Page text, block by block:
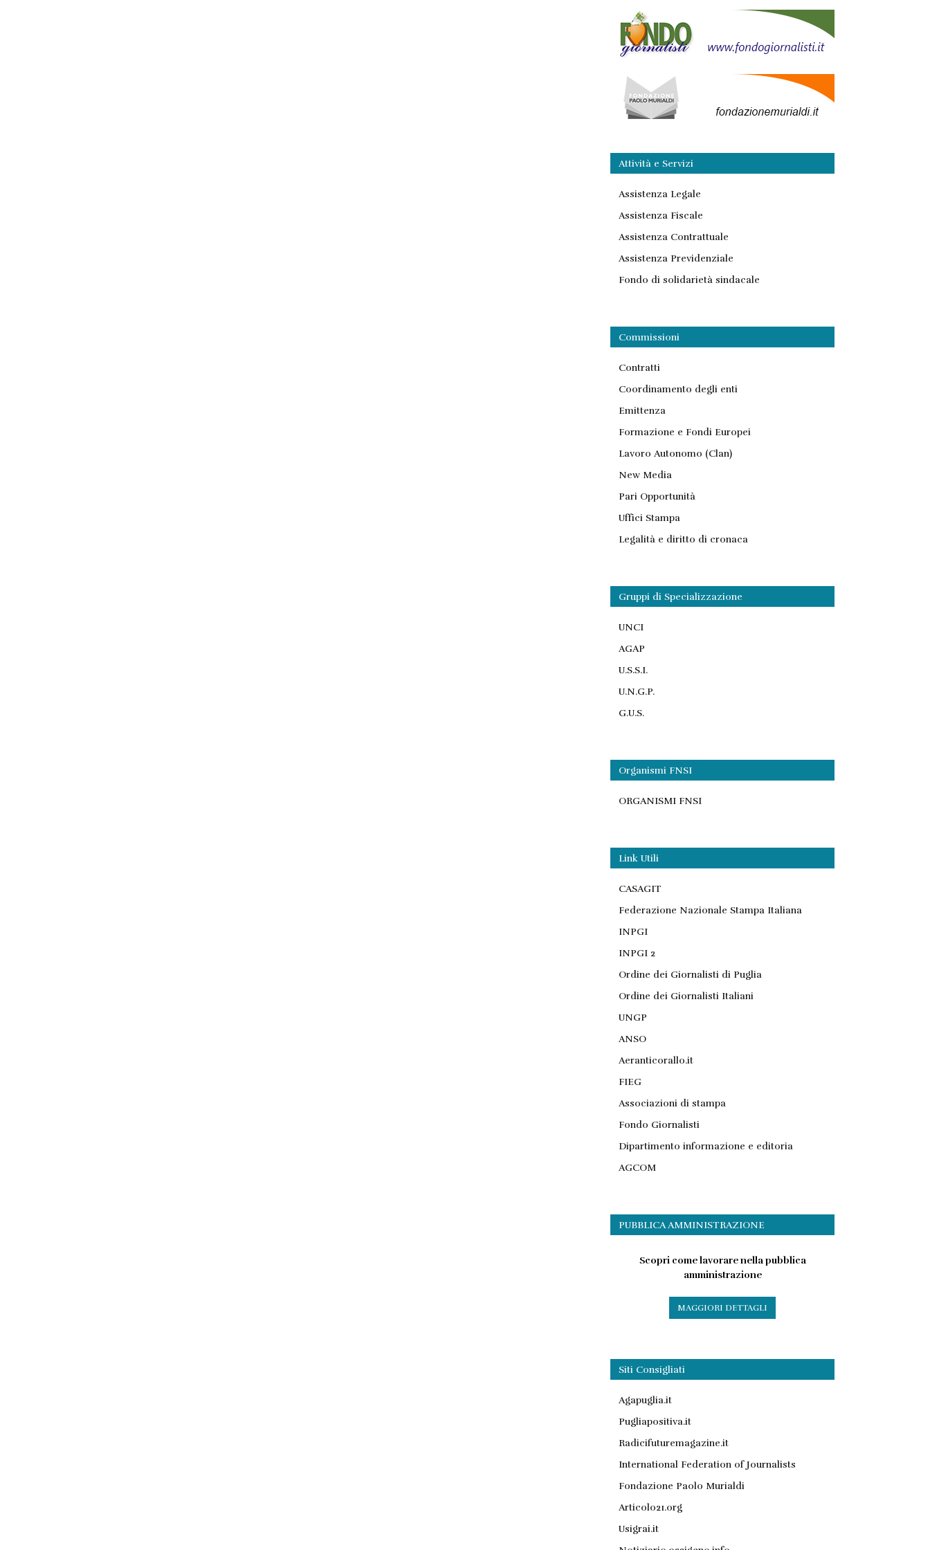
Attività e Servizi
Assistenza Legale
Assistenza Fiscale
Assistenza Contrattuale
Assistenza Previdenziale
Fondo di solidarietà sindacale
Commissioni
Contratti
Coordinamento degli enti
Emittenza
Formazione e Fondi Europei
Lavoro Autonomo (Clan)
New Media
Pari Opportunità
Uffici Stampa
Legalità e diritto di cronaca
Gruppi di Specializzazione
UNCI
AGAP
U.S.S.I.
U.N.G.P.
G.U.S.
Organismi FNSI
ORGANISMI FNSI
Link Utili
CASAGIT
Federazione Nazionale Stampa Italiana
INPGI
INPGI 2
Ordine dei Giornalisti di Puglia
Ordine dei Giornalisti Italiani
UNGP
ANSO
Aeranticorallo.it
FIEG
Associazioni di stampa
Fondo Giornalisti
Dipartimento informazione e editoria
AGCOM
PUBBLICA AMMINISTRAZIONE
Scopri come lavorare nella pubblica
amministrazione
MAGGIORI DETTAGLI
Siti Consigliati
Agapuglia.it
Pugliapositiva.it
Radicifuturemagazine.it
International Federation of Journalists
Fondazione Paolo Murialdi
Articolo21.org
Usigrai.it